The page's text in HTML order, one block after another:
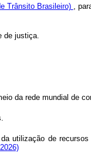
Trânsito Brasileiro) ,
de justiça.
da rede mundial de
utilização de